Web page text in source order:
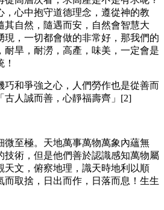
，心中抱守道德理念，遵從神的教
其自然，隨遇而安，自然會智慧大
現，一切都會做的非常好，那我們的
耐旱，耐澇，高產，味美，一定會是
巧和爭強之心，人們勞作也是從善而
古人誠而善，心靜福壽齊」[2]
微至極。天地萬事萬物萬象內蘊無
技術，但是他們善於認識感知萬物屬
天文，俯察地理，識天時地利以順
而取捨，日出而作，日落而息！生生